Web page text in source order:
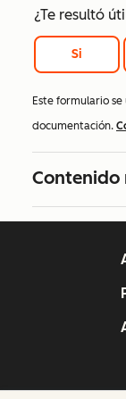
¿Te resultó
Si
Este formulario
documentación.
Contenido